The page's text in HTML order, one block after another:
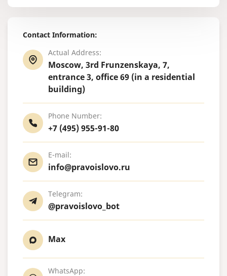
Contact Information:
Actual Address:
Moscow, 3rd Frunzenskaya, 7,
entrance 3, office 69 (in a residential
building)
Phone Number:
+7 (495) 955-91-80
E-mail:
info@pravoislovo.ru
Telegram:
@pravoislovo_bot
Max
WhatsApp: